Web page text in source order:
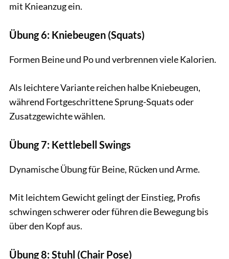
mit Knieanzug ein.
Übung 6: Kniebeugen (Squats)
Formen Beine und Po und verbrennen viele Kalorien.
Als leichtere Variante reichen halbe Kniebeugen,
während Fortgeschrittene Sprung-Squats oder
Zusatzgewichte wählen.
Übung 7: Kettlebell Swings
Dynamische Übung für Beine, Rücken und Arme.
Mit leichtem Gewicht gelingt der Einstieg, Profis
schwingen schwerer oder führen die Bewegung bis
über den Kopf aus.
Übung 8: Stuhl (Chair Pose)